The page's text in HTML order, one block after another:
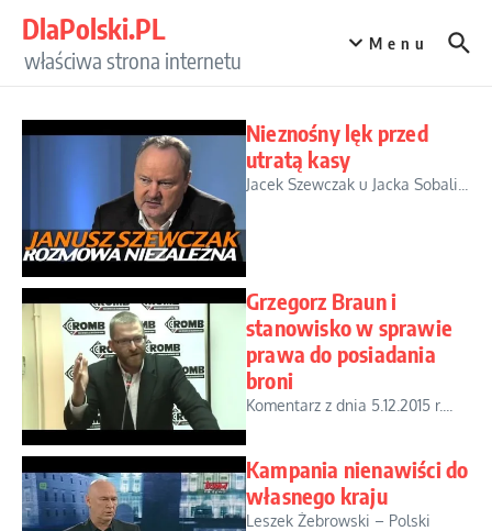
DlaPolski.PL
właściwa strona internetu
Menu
Nieznośny lęk przed
utratą kasy
Jacek Szewczak u Jacka Sobali...
Grzegorz Braun i
stanowisko w sprawie
prawa do posiadania
broni
Komentarz z dnia 5.12.2015 r....
Kampania nienawiści do
własnego kraju
Leszek Żebrowski – Polski